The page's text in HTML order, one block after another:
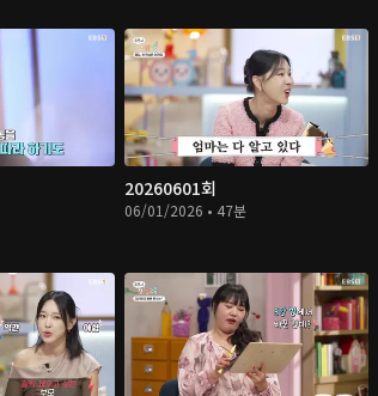
20260601회
06/01/2026 • 47분